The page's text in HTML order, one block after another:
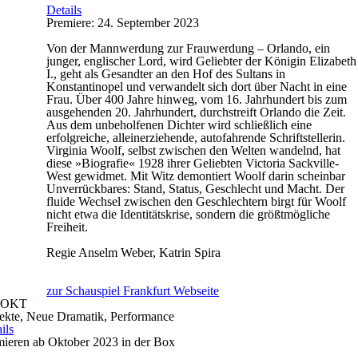
Details
Premiere: 24. September 2023
Von der Mannwerdung zur Frauwerdung – Orlando, ein
junger, englischer Lord, wird Geliebter der Königin Elizabeth
I., geht als Gesandter an den Hof des Sultans in
Konstantinopel und verwandelt sich dort über Nacht in eine
Frau. Über 400 Jahre hinweg, vom 16. Jahrhundert bis zum
ausgehenden 20. Jahrhundert, durchstreift Orlando die Zeit.
Aus dem unbeholfenen Dichter wird schließlich eine
erfolgreiche, alleinerziehende, autofahrende Schriftstellerin.
Virginia Woolf, selbst zwischen den Welten wandelnd, hat
diese »Biografie« 1928 ihrer Geliebten Victoria Sackville-
West gewidmet. Mit Witz demontiert Woolf darin scheinbar
Unverrückbares: Stand, Status, Geschlecht und Macht. Der
fluide Wechsel zwischen den Geschlechtern birgt für Woolf
nicht etwa die Identitätskrise, sondern die größtmögliche
Freiheit.
Regie Anselm Weber, Katrin Spira
zur Schauspiel Frankfurt Webseite
OKT
Neue Dramatik, Performance
ab Oktober 2023 in der Box